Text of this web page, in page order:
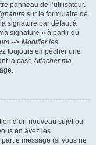
panneau de l’utilisateur.
sur le formulaire de
signature par défaut à
signature » à partir du
--> Modifier les
toujours empêcher une
la caseAttacher ma
d’un nouveau sujet ou
en avez les
partie message (si vous ne